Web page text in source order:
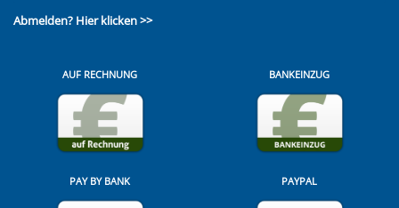
Abmelden? Hier klicken >>
AUF RECHNUNG BANKEINZUG
PAY BY BANK PAYPAL